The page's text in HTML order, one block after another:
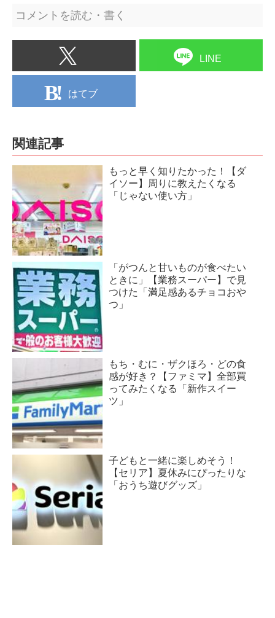
コメントを読む・書く
LINE
はてブ
関連記事
もっと早く知りたかった！【ダ
イソー】周りに教えたくなる
「じゃない使い方」
「がつんと甘いものが食べたい
ときに」【業務スーパー】で見
つけた「満足感あるチョコおや
つ」
もち・むに・ザクほろ・どの食
感が好き？【ファミマ】全部買
ってみたくなる「新作スイー
ツ」
子どもと一緒に楽しめそう！
【セリア】夏休みにぴったりな
「おうち遊びグッズ」